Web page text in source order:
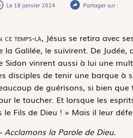
Le 18 janvier 2024 Partager sur :
ce temps-là, Jésus se retira avec
la Galilée, le suivirent. De
Sidon vinrent aussi à lui une
disciples de tenir une barque à
de guérisons, si bien
le toucher. Et lorsque les
le Fils de Dieu ! » Mais il leur
la Parole de Dieu.